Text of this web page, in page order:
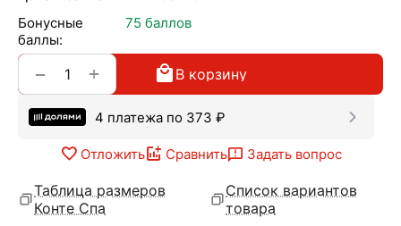
Бонусные
баллы:
75 баллов
+
− В корзину
4 платежа по 373 ₽
Отложить Сравнить Задать вопрос
Таблица размеров
Конте Спа
Список вариантов
товара